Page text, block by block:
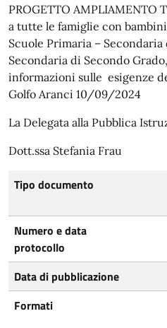
PROGETTO AMPLIAMENTO
a tutte le famiglie con
Scuole Primaria –
Secondaria di Secondo
informazioni sulle esigenze
Golfo Aranci 10/09/2024
La Delegata alla Pubblica
Dott.ssa Stefania Frau
Tipo documento
Numero e data
protocollo
Data di pubblicazione
Formati